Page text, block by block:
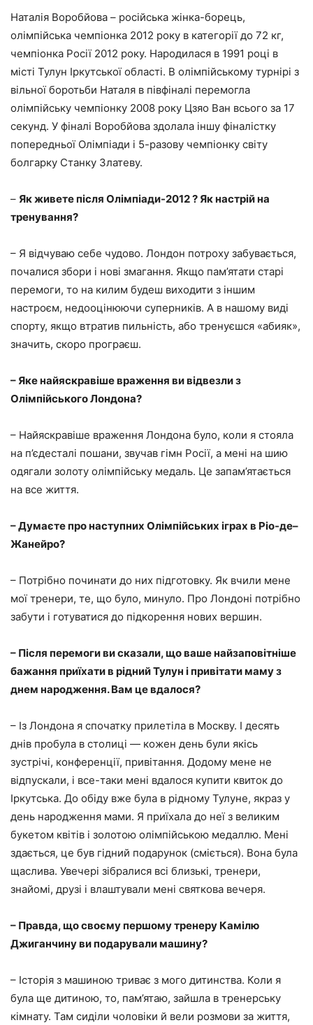
Наталія Воробйова – російська жінка-борець,
олімпійська чемпіонка 2012 року в категорії до 72 кг,
чемпіонка Росії 2012 року. Народилася в 1991 році в
місті Тулун Іркутської області. В олімпійському турнірі з
вільної боротьби Наталя в півфіналі перемогла
олімпійську чемпіонку 2008 року Цзяо Ван всього за 17
секунд. У фіналі Воробйова здолала іншу фіналістку
попередньої Олімпіади і 5-разову чемпіонку світу
болгарку Станку Златеву.
– Як живете після Олімпіади-2012 ? Як настрій на
тренування?
– Я відчуваю себе чудово. Лондон потроху забувається,
почалися збори і нові змагання. Якщо пам’ятати старі
перемоги, то на килим будеш виходити з іншим
настроєм, недооцінюючи суперників. А в нашому виді
спорту, якщо втратив пильність, або тренуєшся «абияк»,
значить, скоро програєш.
– Яке найяскравіше враження ви відвезли з
Олімпійського Лондона?
– Найяскравіше враження Лондона було, коли я стояла
на п’єдесталі пошани, звучав гімн Росії, а мені на шию
одягали золоту олімпійську медаль. Це запам’ятається
на все життя.
– Думаєте про наступних Олімпійських іграх в Ріо-де–
Жанейро?
– Потрібно починати до них підготовку. Як вчили мене
мої тренери, те, що було, минуло. Про Лондоні потрібно
забути і готуватися до підкорення нових вершин.
– Після перемоги ви сказали, що ваше найзаповітніше
бажання приїхати в рідний Тулун і привітати маму з
днем народження. Вам це вдалося?
– Із Лондона я спочатку прилетіла в Москву. І десять
днів пробула в столиці — кожен день були якісь
зустрічі, конференції, привітання. Додому мене не
відпускали, і все-таки мені вдалося купити квиток до
Іркутська. До обіду вже була в рідному Тулуне, якраз у
день народження мами. Я приїхала до неї з великим
букетом квітів і золотою олімпійською медаллю. Мені
здається, це був гідний подарунок (сміється). Вона була
щаслива. Увечері зібралися всі близькі, тренери,
знайомі, друзі і влаштували мені святкова вечеря.
– Правда, що своєму першому тренеру Камілю
Джиганчину ви подарували машину?
– Історія з машиною триває з мого дитинства. Коли я
була ще дитиною, то, пам’ятаю, зайшла в тренерську
кімнату. Там сиділи чоловіки й вели розмови за життя,